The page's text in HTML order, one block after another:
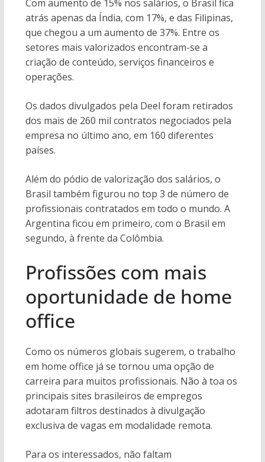
Com aumento de 15% nos salários, o Brasil fica
atrás apenas da Índia, com 17%, e das Filipinas,
que chegou a um aumento de 37%. Entre os
setores mais valorizados encontram-se a
criação de conteúdo, serviços financeiros e
operações.
Os dados divulgados pela Deel foram retirados
dos mais de 260 mil contratos negociados pela
empresa no último ano, em 160 diferentes
países.
Além do pódio de valorização dos salários, o
Brasil também figurou no top 3 de número de
profissionais contratados em todo o mundo. A
Argentina ficou em primeiro, com o Brasil em
segundo, à frente da Colômbia.
Profissões com mais
oportunidade de home
office
Como os números globais sugerem, o trabalho
em home office já se tornou uma opção de
carreira para muitos profissionais. Não à toa os
principais sites brasileiros de empregos
adotaram filtros destinados à divulgação
exclusiva de vagas em modalidade remota.
Para os interessados, não faltam